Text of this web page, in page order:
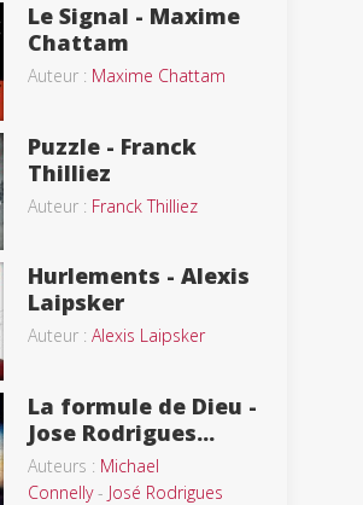
Le Signal - Maxime
Chattam
Auteur : Maxime Chattam
Puzzle - Franck
Thilliez
Auteur : Franck Thilliez
Hurlements - Alexis
Laipsker
Auteur : Alexis Laipsker
La formule de Dieu -
Jose Rodrigues...
Auteurs : Michael
Connelly- José Rodrigues